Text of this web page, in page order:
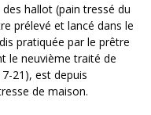
hallot (pain tressé du
prélevé et lancé dans le
pratiquée par le prêtre
le neuvième traité de
21), est depuis
de maison.